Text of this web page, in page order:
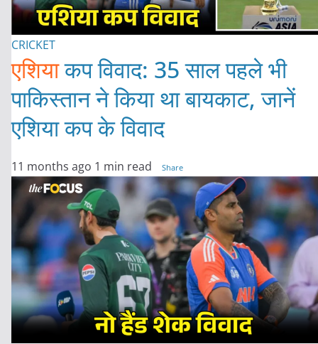
CRICKET
एशियाकप विवाद: 35 साल पहले भी
पाकिस्तान ने किया था बायकाट, जानें
एशिया कप के विवाद
11 months ago 1 min read Share